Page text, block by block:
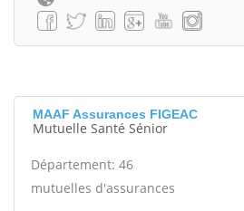
MAAF Assurances FIGEAC
Mutuelle Santé Sénior
Département: 46
mutuelles d'assurances